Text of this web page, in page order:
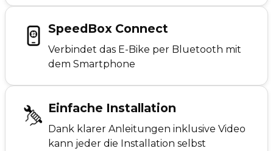
SpeedBox Connect
Verbindet das E-Bike per Bluetooth mit
dem Smartphone
Einfache Installation
Dank klarer Anleitungen inklusive Video
kann jeder die Installation selbst